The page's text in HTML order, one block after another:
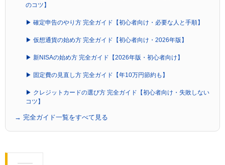
のコツ】
▶ 確定申告のやり方 完全ガイド【初心者向け・必要な人と手順】
▶ 仮想通貨の始め方 完全ガイド【初心者向け・2026年版】
▶ 新NISAの始め方 完全ガイド【2026年版・初心者向け】
▶ 固定費の見直し方 完全ガイド【年10万円節約も】
▶ クレジットカードの選び方 完全ガイド【初心者向け・失敗しない
コツ】
→ 完全ガイド一覧をすべて見る